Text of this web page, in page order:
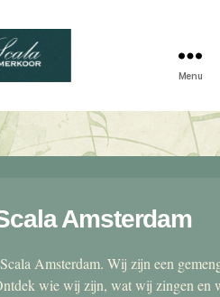
kamerkoor
Menu
Amsterdam
Amsterdam. Wij zijn een
wie wij zijn, wat wij zingen en